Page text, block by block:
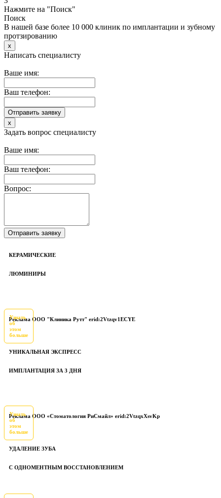
Нажмите на "Поиск"
Поиск
В нашей базе более 10 000 клиник по имплантации и зубному
протзированию
x
Написать специалисту
Ваше имя:
Ваш телефон:
x
Задать вопрос специалисту
Ваше имя:
Ваш телефон:
Вопрос:
КЕРАМИЧЕСКИЕ
ЛЮМИНИРЫ
Реклама ООО "Клиника Рутт" erid:2Vtzqv1ECYE
Узнать
об
этом
больше
УНИКАЛЬНАЯ ЭКСПРЕСС
ИМПЛАНТАЦИЯ ЗА 3 ДНЯ
Реклама ООО «Стоматология РиСмайл» erid:2VtzqxXsvKp
Узнать
об
этом
больше
УДАЛЕНИЕ ЗУБА
С ОДНОМЕНТНЫМ ВОССТАНОВЛЕНИЕМ